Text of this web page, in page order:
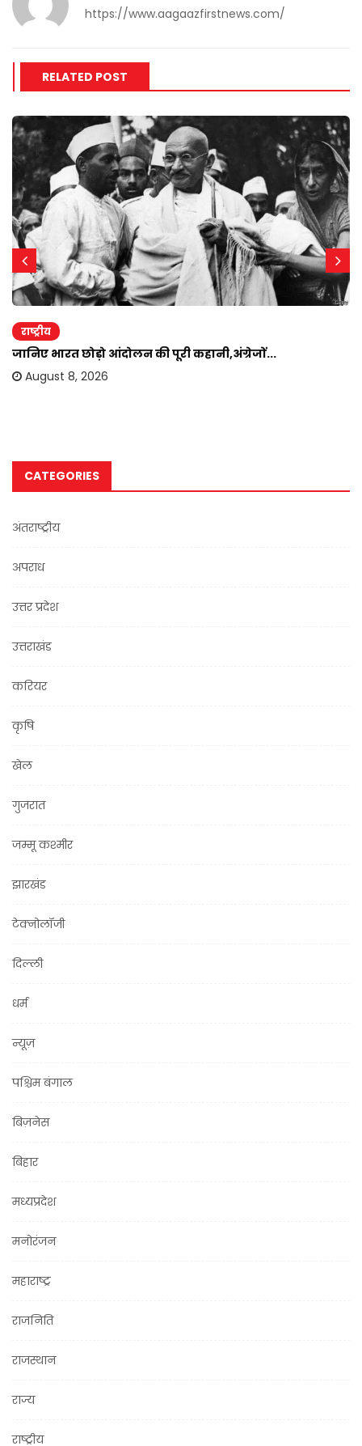
https://www.aagaazfirstnews.com/
RELATED POST
राष्ट्रीय
जानिए भारत छोड़ो आंदोलन की पूरी कहानी,अंग्रेजों...
August 8, 2026
CATEGORIES
अंतराष्ट्रीय
अपराध
उत्तर प्रदेश
उत्तराखंड
करियर
कृषि
खेल
गुजरात
जम्मू कश्मीर
झारखंड
टेक्नोलॉजी
दिल्ली
धर्म
न्यूज़
पश्चिम बंगाल
बिज़नेस
बिहार
मध्यप्रदेश
मनोरंजन
महाराष्ट्र
राजनिति
राजस्थान
राज्य
राष्ट्रीय